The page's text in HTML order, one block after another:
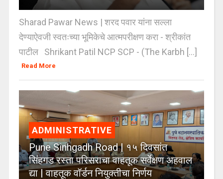
Sharad Pawar News | शरद पवार यांना सल्ला
देण्याऐवजी स्वतःच्या भूमिकेचे आत्मपरीक्षण करा - श्रीकांत
पाटील Shrikant Patil NCP SCP - (The Karbh [...]
Read More
ADMINISTRATIVE
Pune Sinhgadh Road | १५ दिवसांत
सिंहगड रस्ता परिसराचा वाहतूक सर्वेक्षण अहवाल
द्या | वाहतूक वॉर्डन नियुक्तीचा निर्णय